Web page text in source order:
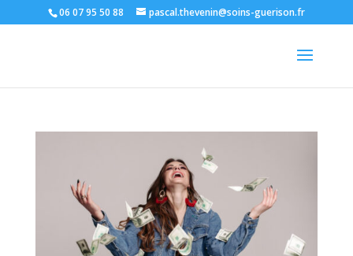
06 07 95 50 88 pascal.thevenin@soins-guerison.fr